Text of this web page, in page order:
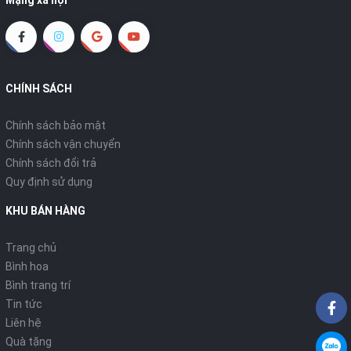
CHÍNH SÁCH
Chính sách bảo mật
Chính sách vận chuyển
Chính sách đổi trả
Quy định sử dụng
KHU BÁN HÀNG
Trang chủ
Bình hoa
Bình trang trí
Tin tức
Liên hệ
Quà tặng